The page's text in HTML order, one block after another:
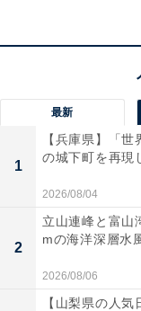
これを「両利きの
です。（図参照）
最新
1
【兵庫県】「
の城下町を再現
2026/08/04
2
立山連峰と富山
mの海洋深層水
2026/08/06
【山梨県の人